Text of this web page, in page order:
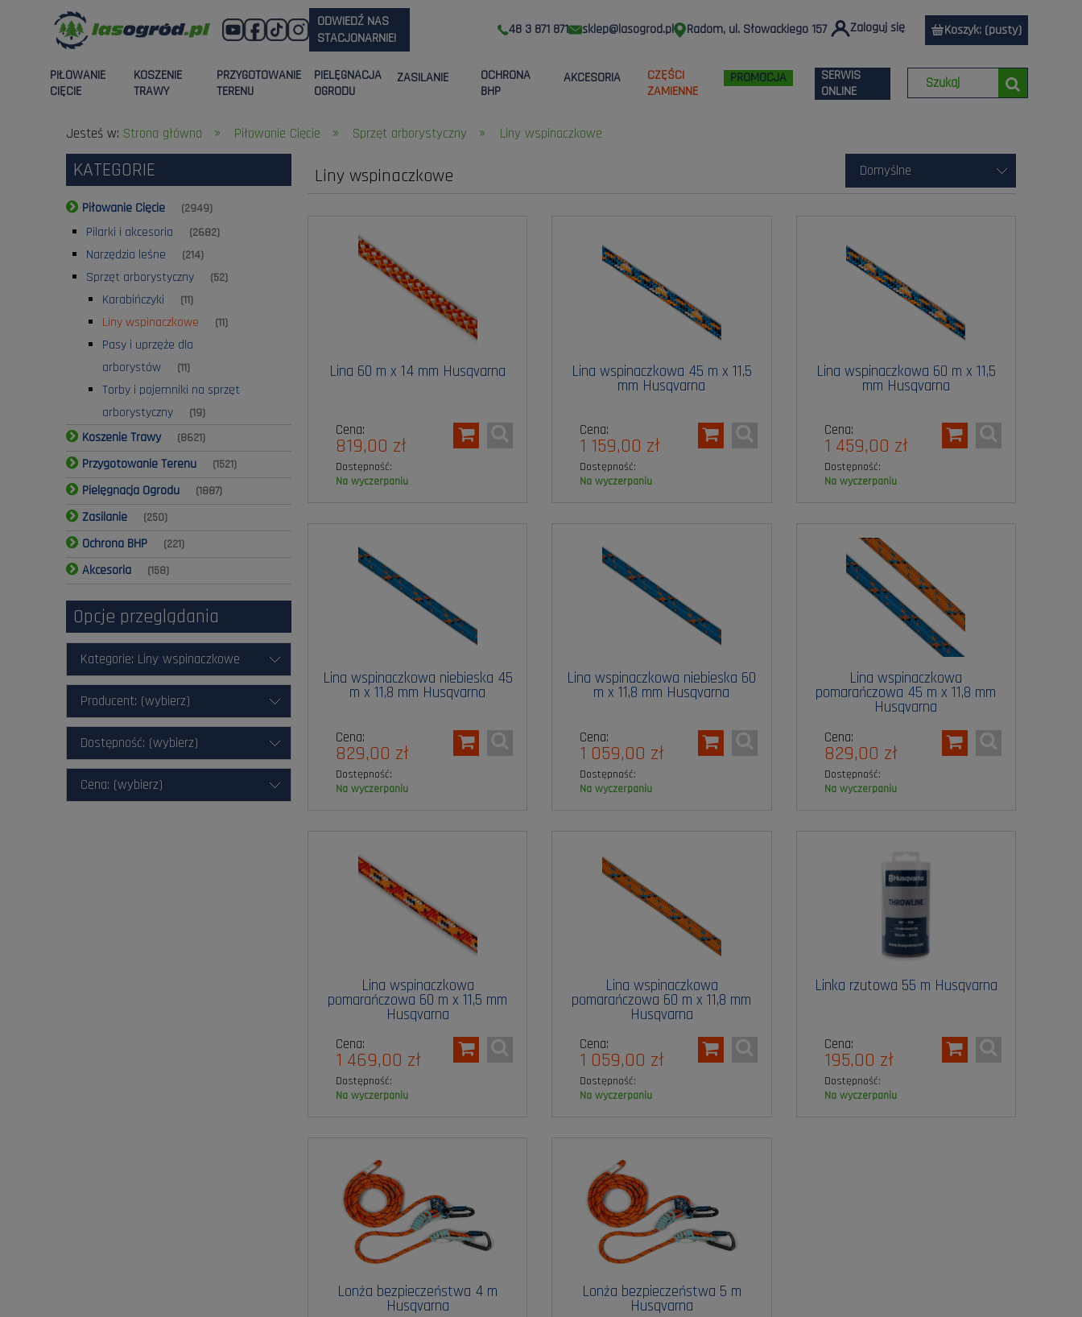
48 3 871 871 sklep@lasogrod.pl Radom, ul. Słowackiego 157 Zaloguj się Koszyk: (pusty)
ODWIEDŹ NAS
STACJONARNIE!
PIŁOWANIE
CIĘCIE
KOSZENIE
TRAWY
PRZYGOTOWANIE
TERENU
PIELĘGNACJA
OGRODU
ZASILANIE
OCHRONA
BHP
AKCESORIA
CZĘŚCI
ZAMIENNE
PROMOCJA
SERWIS
ONLINE
Jesteś w: Strona główna » Piłowanie Cięcie » Sprzęt arborystyczny » Liny wspinaczkowe
KATEGORIE
Piłowanie Cięcie (2949)
Pilarki i akcesoria (2682)
Narzędzia leśne (214)
Sprzęt arborystyczny (52)
Karabińczyki (11)
Liny wspinaczkowe (11)
Pasy i uprzęże dla
arborystów
(11)
Torby i pojemniki na sprzęt
arborystyczny
(19)
Koszenie Trawy (8621)
Przygotowanie Terenu (1521)
Pielęgnacja Ogrodu (1887)
Zasilanie (250)
Ochrona BHP (221)
Akcesoria (158)
Opcje przeglądania
Kategorie: Liny wspinaczkowe
Producent: (wybierz)
Dostępność: (wybierz)
Cena: (wybierz)
Liny wspinaczkowe
Lina 60 m x 14 mm Husqvarna
Cena:
819,00 zł
Dostępność:
na wyczerpaniu
Lina wspinaczkowa 45 m x 11,5
mm Husqvarna
Cena:
1 159,00 zł
Dostępność:
na wyczerpaniu
Lina wspinaczkowa 60 m x 11,5
mm Husqvarna
Cena:
1 459,00 zł
Dostępność:
na wyczerpaniu
Lina wspinaczkowa niebieska 45
m x 11,8 mm Husqvarna
Cena:
829,00 zł
Dostępność:
na wyczerpaniu
Lina wspinaczkowa niebieska 60
m x 11,8 mm Husqvarna
Cena:
1 059,00 zł
Dostępność:
na wyczerpaniu
Lina wspinaczkowa
pomarańczowa 45 m x 11,8 mm
Husqvarna
Cena:
829,00 zł
Dostępność:
na wyczerpaniu
Lina wspinaczkowa
pomarańczowa 60 m x 11,5 mm
Husqvarna
Cena:
1 469,00 zł
Dostępność:
na wyczerpaniu
Lina wspinaczkowa
pomarańczowa 60 m x 11,8 mm
Husqvarna
Cena:
1 059,00 zł
Dostępność:
na wyczerpaniu
Linka rzutowa 55 m Husqvarna
Cena:
195,00 zł
Dostępność:
na wyczerpaniu
Lonża bezpieczeństwa 4 m
Husqvarna
Lonża bezpieczeństwa 5 m
Husqvarna